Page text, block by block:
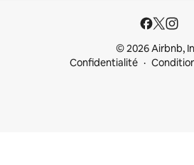
© 2026 Airbnb,
Confidentialité